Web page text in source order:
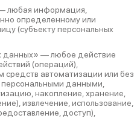
любая информация,
определенному или
(субъекту персональных
данных» — любое действие
(операций),
средств автоматизации или без
персональными данными,
накопление, хранение,
извлечение, использование,
доступ),